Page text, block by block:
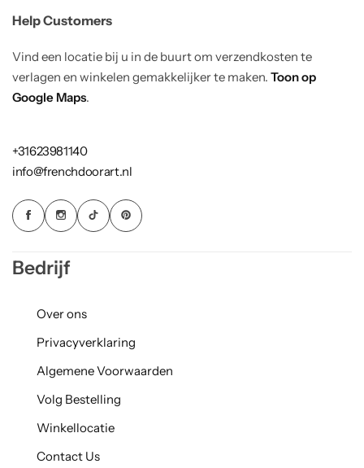
Help Customers
Vind een locatie bij u in de buurt om verzendkosten te
verlagen en winkelen gemakkelijker te maken. Toon op
Google Maps.
+31623981140
info@frenchdoorart.nl
Bedrijf
Over ons
Privacyverklaring
Algemene Voorwaarden
Volg Bestelling
Winkellocatie
Contact Us